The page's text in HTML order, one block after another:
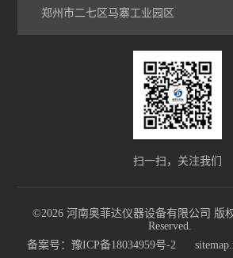
郑州市二七区马寨工业园区
扫一扫，关注我们
©2026 河南奥菲达仪器设备有限公司 版
Reserved.
备案号：豫ICP备18034959号-2